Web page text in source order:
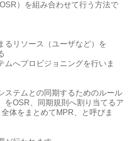
）を組み合わせて行う方法で
るリソース（ユーザなど）を
ムへプロビジョニングを行いま
ステムとの同期するためのルール
をOSR、同期規則へ割り当てるア
体をまとめてMPR、と呼びま